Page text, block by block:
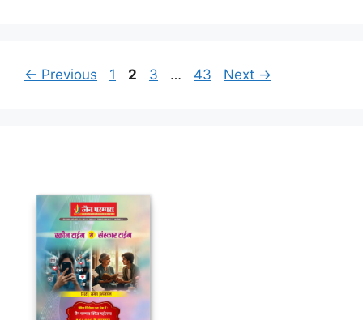
← Previous Page
1 Page
2 Page
3 … Page
43 Next →